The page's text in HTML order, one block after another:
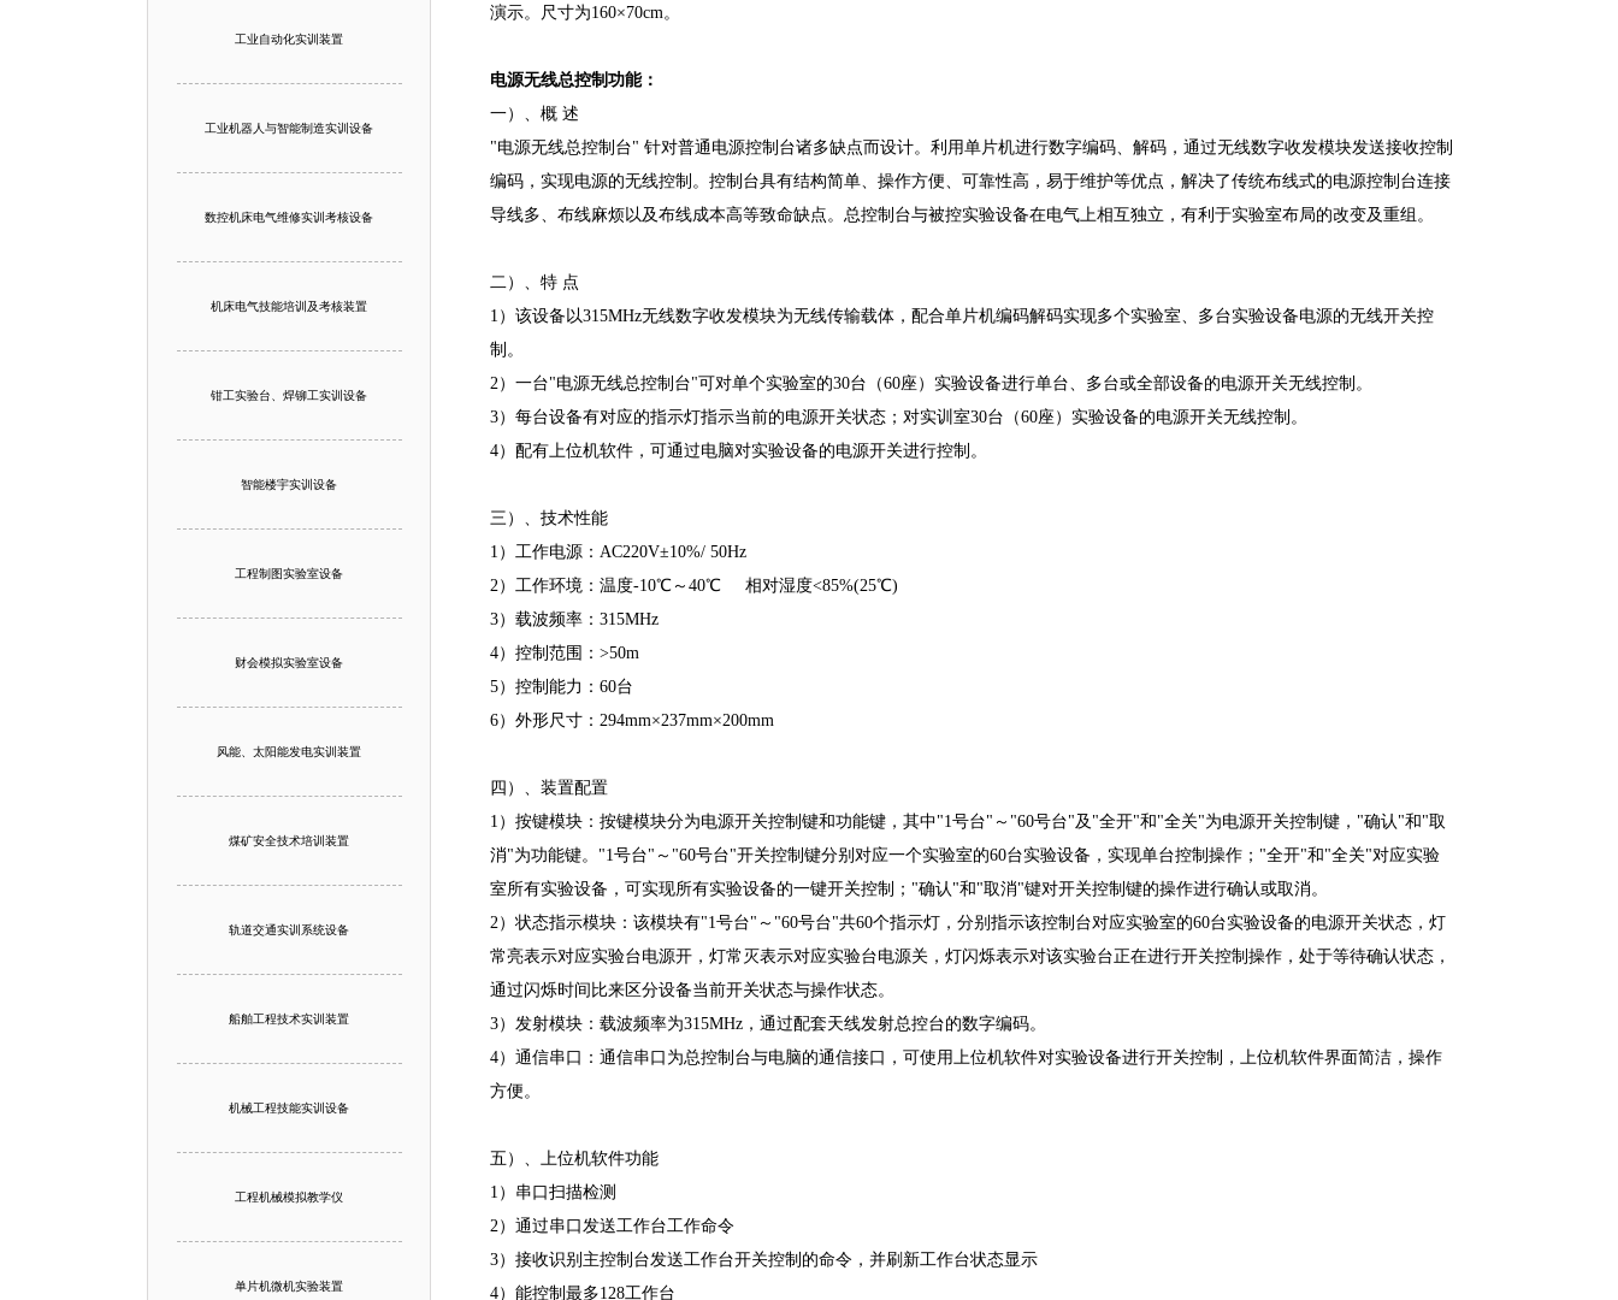
工业自动化实训装置
工业机器人与智能制造实训设备
数控机床电气维修实训考核设备
机床电气技能培训及考核装置
钳工实验台、焊铆工实训设备
智能楼宇实训设备
工程制图实验室设备
财会模拟实验室设备
风能、太阳能发电实训装置
煤矿安全技术培训装置
轨道交通实训系统设备
船舶工程技术实训装置
机械工程技能实训设备
工程机械模拟教学仪
单片机微机实验装置
演示。尺寸为160×70cm。
电源无线总控制功能：
一）、概 述
"电源无线总控制台" 针对普通电源控制台诸多缺点而设计。利用单片机进行数字编码、解码，通过无线数字收发模块发送接收控制
编码，实现电源的无线控制。控制台具有结构简单、操作方便、可靠性高，易于维护等优点，解决了传统布线式的电源控制台连接
导线多、布线麻烦以及布线成本高等致命缺点。总控制台与被控实验设备在电气上相互独立，有利于实验室布局的改变及重组。
二）、特 点
1）该设备以315MHz无线数字收发模块为无线传输载体，配合单片机编码解码实现多个实验室、多台实验设备电源的无线开关控
制。
2）一台"电源无线总控制台"可对单个实验室的30台（60座）实验设备进行单台、多台或全部设备的电源开关无线控制。
3）每台设备有对应的指示灯指示当前的电源开关状态；对实训室30台（60座）实验设备的电源开关无线控制。
4）配有上位机软件，可通过电脑对实验设备的电源开关进行控制。
三）、技术性能
1）工作电源：AC220V±10%/ 50Hz
2）工作环境：温度-10℃～40℃ 相对湿度<85%(25℃)
3）载波频率：315MHz
4）控制范围：>50m
5）控制能力：60台
6）外形尺寸：294mm×237mm×200mm
四）、装置配置
1）按键模块：按键模块分为电源开关控制键和功能键，其中"1号台"～"60号台"及"全开"和"全关"为电源开关控制键，"确认"和"取
消"为功能键。"1号台"～"60号台"开关控制键分别对应一个实验室的60台实验设备，实现单台控制操作；"全开"和"全关"对应实验
室所有实验设备，可实现所有实验设备的一键开关控制；"确认"和"取消"键对开关控制键的操作进行确认或取消。
2）状态指示模块：该模块有"1号台"～"60号台"共60个指示灯，分别指示该控制台对应实验室的60台实验设备的电源开关状态，灯
常亮表示对应实验台电源开，灯常灭表示对应实验台电源关，灯闪烁表示对该实验台正在进行开关控制操作，处于等待确认状态，
通过闪烁时间比来区分设备当前开关状态与操作状态。
3）发射模块：载波频率为315MHz，通过配套天线发射总控台的数字编码。
4）通信串口：通信串口为总控制台与电脑的通信接口，可使用上位机软件对实验设备进行开关控制，上位机软件界面简洁，操作
方便。
五）、上位机软件功能
1）串口扫描检测
2）通过串口发送工作台工作命令
3）接收识别主控制台发送工作台开关控制的命令，并刷新工作台状态显示
4）能控制最多128工作台